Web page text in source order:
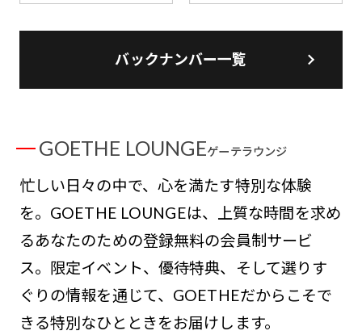
バックナンバー一覧
GOETHE LOUNGEゲーテラウンジ
忙しい日々の中で、心を満たす特別な体験
を。GOETHE LOUNGEは、上質な時間を求め
るあなたのための登録無料の会員制サービ
ス。限定イベント、優待特典、そして選りす
ぐりの情報を通じて、GOETHEだからこそで
きる特別なひとときをお届けします。